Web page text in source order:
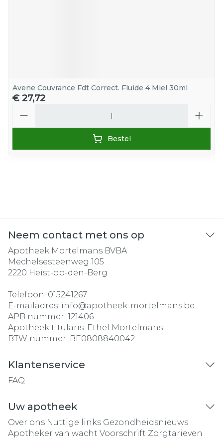
Avene Couvrance Fdt Correct. Fluide 4 Miel 30ml
€ 27,72
Bestel
Neem contact met ons op
Apotheek Mortelmans BVBA
Mechelsesteenweg 105
2220 Heist-op-den-Berg
Telefoon: 015241267
E-mailadres: info@apotheek-mortelmans.be
APB nummer: 121406
Apotheek titularis: Ethel Mortelmans
BTW nummer: BE0808840042
Klantenservice
FAQ
Uw apotheek
Over ons Nuttige links Gezondheidsnieuws
Apotheker van wacht Voorschrift Zorgtarieven